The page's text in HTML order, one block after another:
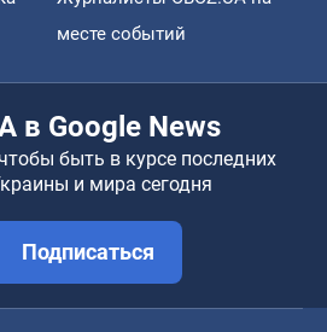
месте событий
в Google News
быть в курсе последних
и мира сегодня
Подписаться